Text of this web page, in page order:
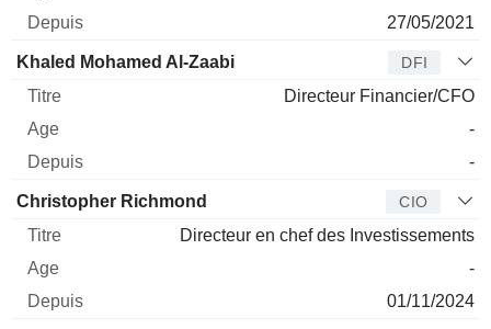
27/05/2021
Khaled Mohamed Al-Zaabi DFI
Directeur Financier/CFO
-
-
Christopher Richmond CIO
Directeur en chef des Investissements
-
01/11/2024